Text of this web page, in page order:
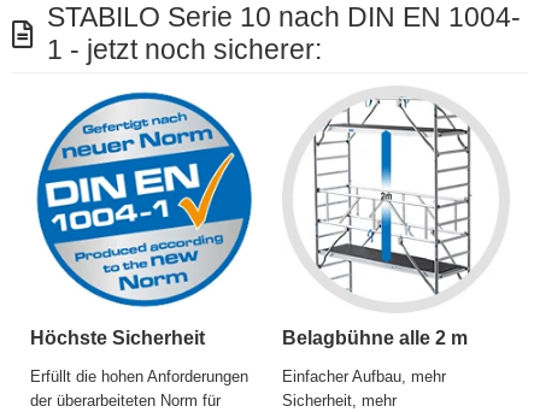
STABILO Serie 10 nach DIN EN 1004-
1 - jetzt noch sicherer:
Höchste Sicherheit
Erfüllt die hohen Anforderungen
der überarbeiteten Norm für
Belagbühne alle 2 m
Einfacher Aufbau, mehr
Sicherheit, mehr